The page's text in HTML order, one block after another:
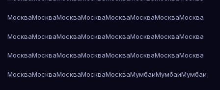
МоскваМоскваМоскваМоскваМоскваМоскваМоскваМосква
МоскваМоскваМоскваМоскваМоскваМоскваМоскваМосква
МоскваМоскваМоскваМоскваМоскваМоскваМоскваМосква
МоскваМоскваМоскваМоскваМоскваМумбаиМумбаиМумбаи